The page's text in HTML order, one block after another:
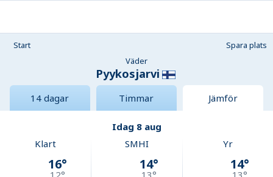
Start
Spara plats
Väder
Pyykosjarvi
14 dagar Timmar Jämför
Idag 8 aug
Klart
16°
12°
SMHI
14°
13°
Yr
14°
13°